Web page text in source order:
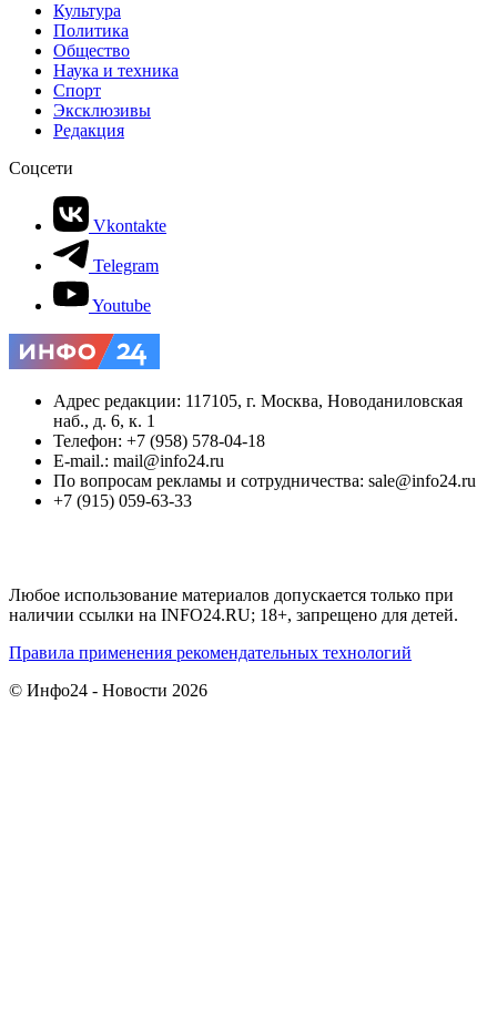
Культура
Политика
Общество
Наука и техника
Спорт
Эксклюзивы
Редакция
Соцсети
Vkontakte
Telegram
Youtube
Адрес редакции: 117105, г. Москва, Новоданиловская
наб., д. 6, к. 1
Телефон: +7 (958) 578-04-18
E-mail.: mail@info24.ru
По вопросам рекламы и сотрудничества: sale@info24.ru
+7 (915) 059-63-33
Любое использование материалов допускается только при
наличии ссылки на INFO24.RU; 18+, запрещено для детей.
Правила применения рекомендательных технологий
© Инфо24 - Новости 2026